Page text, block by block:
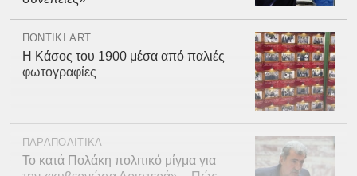
ΠΟΝΤΙΚΙ ART
Η Κάσος του 1900 μέσα από παλιές
φωτογραφίες
ΠΑΡΑΠΟΛΙΤΙΚΑ
Το κατά Πολάκη πολιτικό μίγμα για